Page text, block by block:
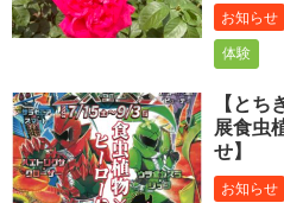
お知らせ
体験
【とち
展食虫
せ】
お知らせ